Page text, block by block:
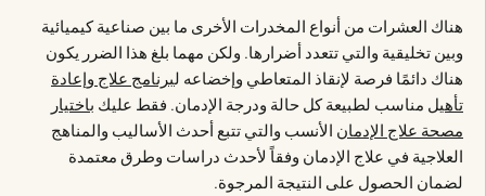
هناك العشرات من أنواع المخدرات الأخرى ما بين صناعية كيميائية
وبين تخليقية والتي تتعدد أضرارها. ولكن مهما بلغ هذا الضرر يكون
هناك دائمًا فرصة لإنقاذ المتعاطي وإخضاعه لبرنامج علاج وإعادة
تأهيل مناسب لطبيعة كل حالة ودرجة الإدمان. فقط عليك باختيار
مصحة علاج الإدمان الأنسب والتي تتبع أحدث الأساليب والمناهج
العلاجية في علاج الإدمان وفقاً لأحدث دراسات وطرق معتمدة
لضمان الحصول على النتيجة المرجوة.